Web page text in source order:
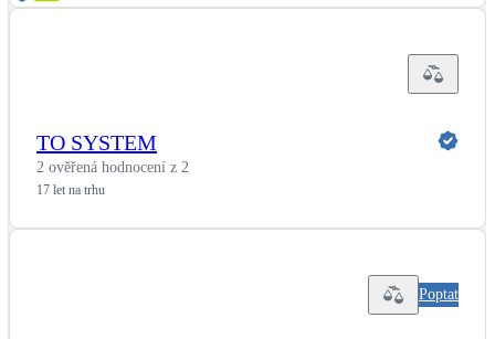
TO SYSTEM
2 ověřená hodnocení z 2
17 let na trhu
Poptat